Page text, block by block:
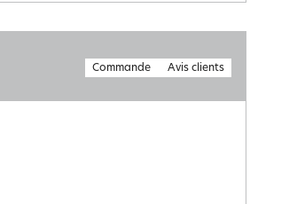
Commande Avis clients